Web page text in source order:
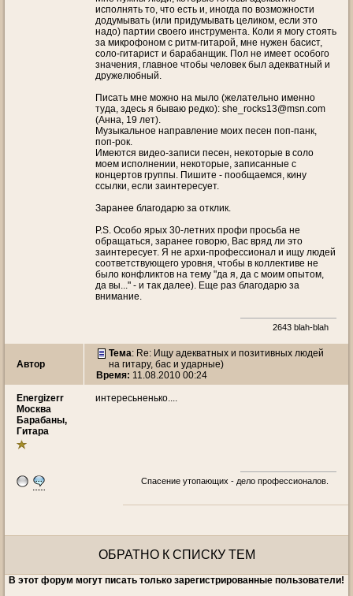
исполнять то, что есть и, иногда по возможности
додумывать (или придумывать целиком, если это
надо) партии своего инструмента. Коли я могу стоять
за микрофоном с ритм-гитарой, мне нужен басист,
соло-гитарист и барабанщик. Пол не имеет особого
значения, главное чтобы человек был адекватный и
дружелюбный.
Писать мне можно на мыло (желательно именно
туда, здесь я бываю редко): she_rocks13@msn.com
(Анна, 19 лет).
Музыкальное направление моих песен поп-панк,
поп-рок.
Имеются видео-записи песен, некоторые в соло
моем исполнении, некоторые, записанные с
концертов группы. Пишите - пообщаемся, кину
ссылки, если заинтересует.
Заранее благодарю за отклик.
P.S. Особо ярых 30-летних профи просьба не
обращаться, заранее говорю, Вас вряд ли это
заинтересует. Я не архи-профессионал и ищу людей
соответствующего уровня, чтобы в коллективе не
было конфликтов на тему "да я, да с моим опытом,
да вы..." - и так далее). Еще раз благодарю за
внимание.
2643 blah-blah
Автор
Тема: Re: Ищу адекватных и позитивных людей
на гитару, бас и ударные)
Время: 11.08.2010 00:24
Energizerr
Москва
Барабаны,
Гитара
интересьненько....
Спасение утопающих - дело профессионалов.
ОБРАТНО К СПИСКУ ТЕМ
В этот форум могут писать только зарегистрированные пользователи!